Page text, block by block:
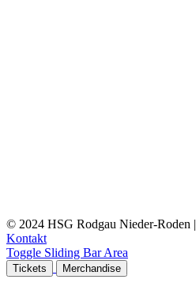
© 2024 HSG Rodgau Nieder-Roden |
Kontakt
Toggle Sliding Bar Area
Tickets Merchandise